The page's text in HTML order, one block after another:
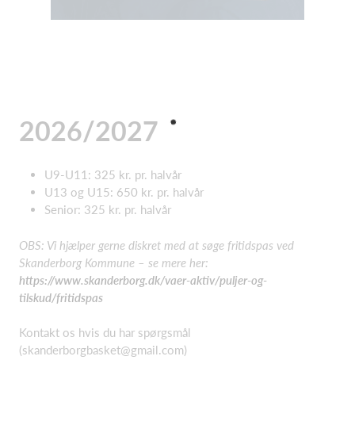
2026/2027
U9-U11: 325 kr. pr. halvår
U13 og U15: 650 kr. pr. halvår
Senior: 325 kr. pr. halvår
OBS: Vi hjælper gerne diskret med at søge fritidspas ved
Skanderborg Kommune – se mere her:
https://www.skanderborg.dk/vaer-aktiv/puljer-og-
tilskud/fritidspas
Kontakt os hvis du har spørgsmål
(skanderborgbasket@gmail.com)